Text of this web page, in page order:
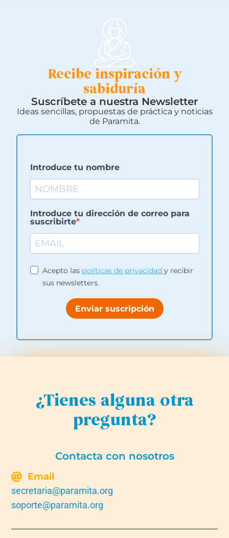
Recibe inspiración y
sabiduría
Suscríbete a nuestra Newsletter
Ideas sencillas, propuestas de práctica y noticias
de Paramita.
Introduce tu nombre
Introduce tu dirección de correo para
suscribirte
Acepto las políticas de privacidad y recibir
sus newsletters.
Enviar suscripción
¿Tienes alguna otra
pregunta?
Contacta con nosotros
Email
secretaria@paramita.org
soporte@paramita.org